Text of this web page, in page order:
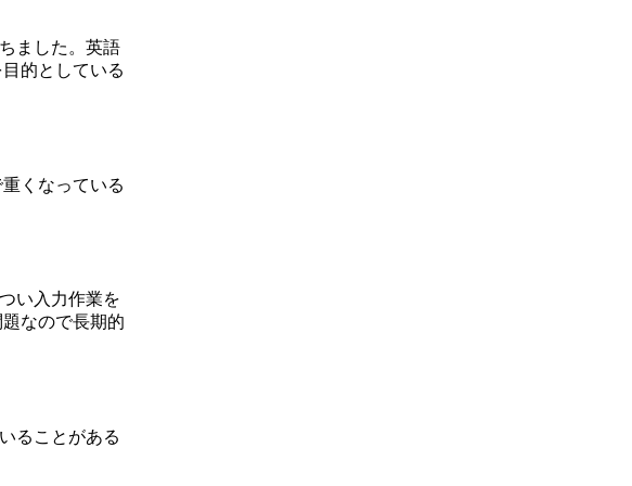
ました。英語
的としている
くなっている
い入力作業を
なので長期的
ることがある